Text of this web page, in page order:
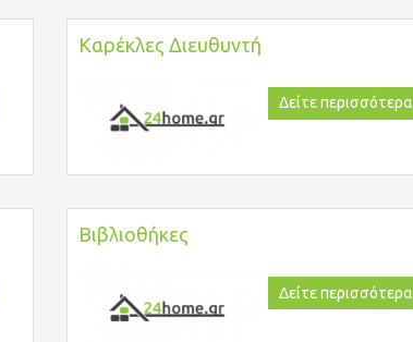
Καρέκλες Διευθυντή
Δείτε περισσότερα
Βιβλιοθήκες
Δείτε περισσότερα